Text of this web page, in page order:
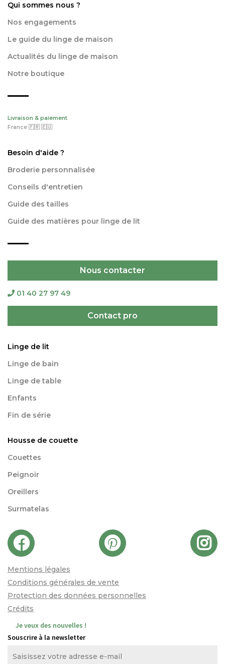
Qui sommes nous ?
Nos engagements
Le guide du linge de maison
Actualités du linge de maison
Notre boutique
Livraison & paiement
France 🇫🇷 🇪🇺
Besoin d'aide ?
Broderie personnalisée
Conseils d'entretien
Guide des tailles
Guide des matières pour linge de lit
Nous contacter
01 40 27 97 49
Contact pro
Linge de lit
Linge de bain
Linge de table
Enfants
Fin de série
Housse de couette
Couettes
Peignoir
Oreillers
Surmatelas
Mentions légales
Conditions générales de vente
Protection des données personnelles
Crédits
Je veux des nouvelles !
Souscrire à la newsletter